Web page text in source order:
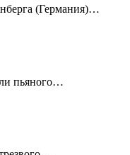
(Германия)…
пьяного…